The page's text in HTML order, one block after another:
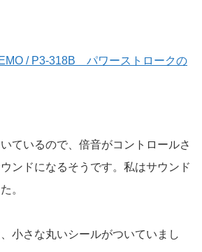
/ P3-318B パワーストロークの
ているので、倍音がコントロールさ
ンドになるそうです。私はサウンド
。
小さな丸いシールがついていまし